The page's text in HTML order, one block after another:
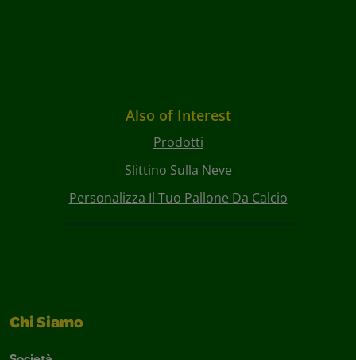
Also of Interest
Prodotti
Slittino Sulla Neve
Personalizza Il Tuo Pallone Da Calcio
Chi Siamo